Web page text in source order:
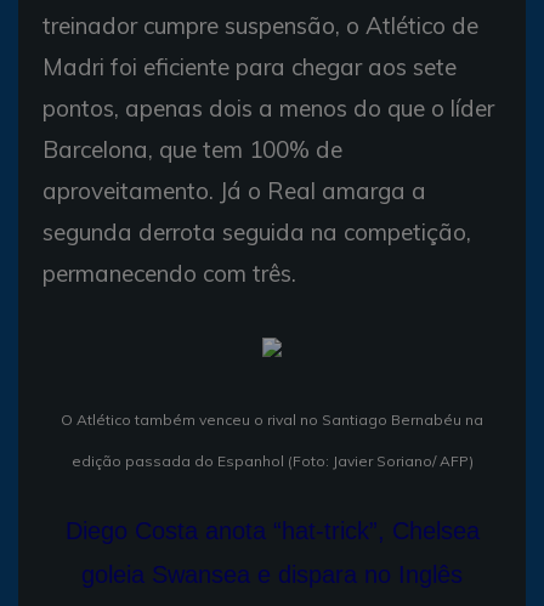
treinador cumpre suspensão, o Atlético de
Madri foi eficiente para chegar aos sete
pontos, apenas dois a menos do que o líder
Barcelona, que tem 100% de
aproveitamento. Já o Real amarga a
segunda derrota seguida na competição,
permanecendo com três.
O Atlético também venceu o rival no Santiago Bernabéu na
edição passada do Espanhol (Foto: Javier Soriano/ AFP)
Diego Costa anota “hat-trick”, Chelsea
goleia Swansea e dispara no Inglês